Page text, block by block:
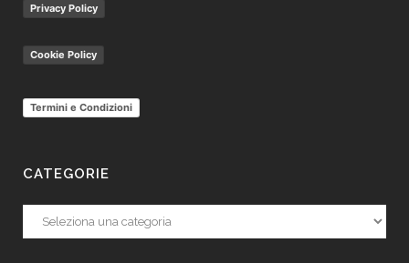
Privacy Policy
Cookie Policy
Termini e Condizioni
CATEGORIE
Categorie